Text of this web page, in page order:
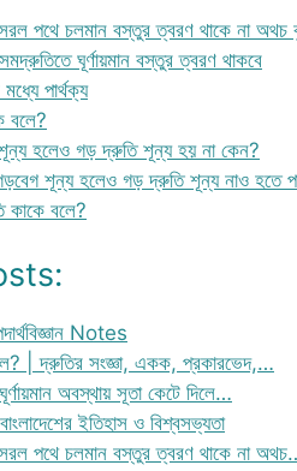
পথে চলমান বস্তুর ত্বরণ থাকে না অথচ
ঘূর্ণায়মান বস্তুর ত্বরণ থাকবে
পার্থক্য
বলে?
হলেও গড় দ্রুতি শূন্য হয় না কেন?
শূন্য হলেও গড় দ্রুতি শূন্য নাও হতে
কাকে বলে?
Notes
| দ্রুতির সংজ্ঞা, একক, প্রকারভেদ,…
অবস্থায় সূতা কেটে দিলে…
ইতিহাস ও বিশ্বসভ্যতা
পথে চলমান বস্তুর ত্বরণ থাকে না